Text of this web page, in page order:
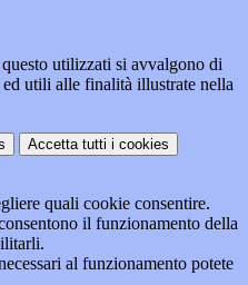
utilizzati si avvalgono di
utili alle finalità illustrate nella
Accetta tutti i cookies
quali cookie consentire.
il funzionamento della
al funzionamento potete